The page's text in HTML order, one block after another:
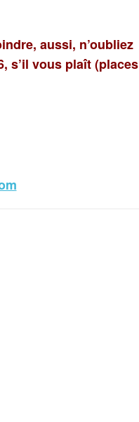
aussi, n’oubliez
s’il vous plaît (places